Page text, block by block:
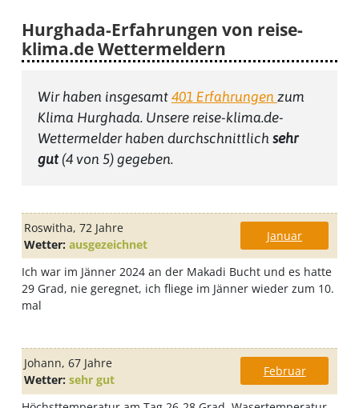
Hurghada-Erfahrungen von reise-
klima.de Wettermeldern
Wir haben insgesamt 401 Erfahrungen zum
Klima Hurghada. Unsere reise-klima.de-
Wettermelder haben durchschnittlich sehr
gut(4von 5) gegeben.
Roswitha, 72 Jahre
Januar
Wetter: ausgezeichnet
Ich war im Jänner 2024 an der Makadi Bucht und es hatte
29 Grad, nie geregnet, ich fliege im Jänner wieder zum 10.
mal
Johann, 67 Jahre
Februar
Wetter: sehr gut